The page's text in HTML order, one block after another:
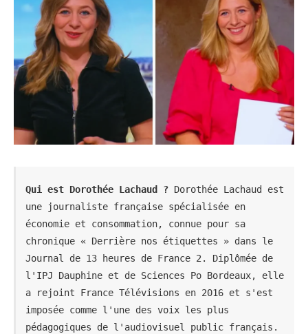
Qui est Dorothée Lachaud ? Dorothée Lachaud est
une journaliste française spécialisée en
économie et consommation, connue pour sa
chronique « Derrière nos étiquettes » dans le
Journal de 13 heures de France 2. Diplômée de
l'IPJ Dauphine et de Sciences Po Bordeaux, elle
a rejoint France Télévisions en 2016 et s'est
imposée comme l'une des voix les plus
pédagogiques de l'audiovisuel public français.